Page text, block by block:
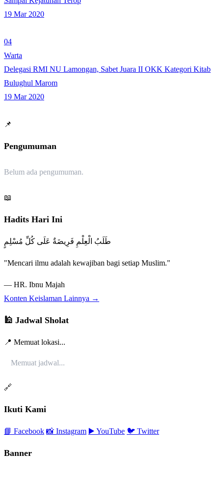
19 Mar 2020
04
Warta
Delegasi RMI NU Lamongan, Sabet Juara II OKK Kategori Kitab
Bulughul Marom
19 Mar 2020
📌
Pengumuman
Belum ada pengumuman.
📖
Hadits Hari Ini
طَلَبُ الْعِلْمِ فَرِيضَةٌ عَلَى كُلِّ مُسْلِمٍ
"Mencari ilmu adalah kewajiban bagi setiap Muslim."
— HR. Ibnu Majah
Konten Keislaman Lainnya →
🕌 Jadwal Sholat
📍 Memuat lokasi...
Memuat jadwal...
🔗
Ikuti Kami
📘 Facebook 📸 Instagram ▶️ YouTube 🐦 Twitter
Banner